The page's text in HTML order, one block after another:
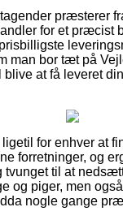
præsterer
for et præcist
man bor tæt på
at få leveret
ligetil for enhver at
forretninger, og
tvunget til at
og piger, men
nogle gange